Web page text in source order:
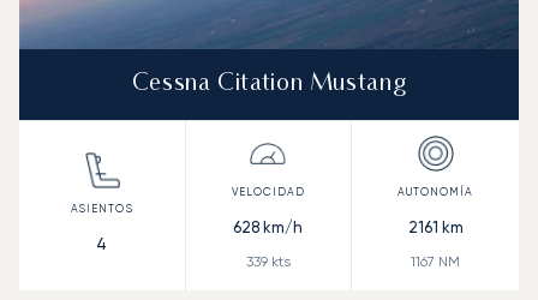
Cessna Citation Mustang
4
628 km/h
339kts
2161 km
1167 NM